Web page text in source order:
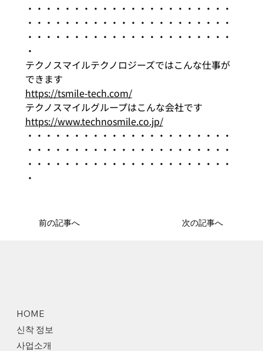
前の記事へ 次の記事へ
・・・・・・・・・・・・・・・・・・・・・・
・・・・・・・・・・・・・・・・・・・・・・
・・・・・・・・・・・・・・・・・・・・・・
・
テクノスマイルテクノロジーズではこんな仕事が
できます
https://tsmile-tech.com/
テクノスマイルグループはこんな会社です
https://www.technosmile.co.jp/
・・・・・・・・・・・・・・・・・・・・・・
・・・・・・・・・・・・・・・・・・・・・・
・・・・・・・・・・・・・・・・・・・・・・
・
HOME
신착 정보
사업소개